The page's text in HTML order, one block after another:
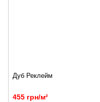
Дуб Реклейм
455 грн/м²